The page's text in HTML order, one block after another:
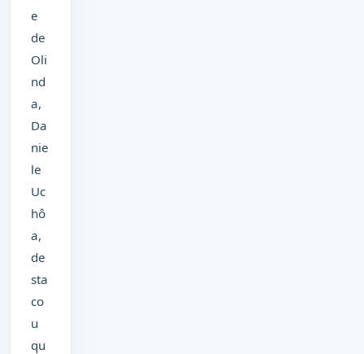
e
de
Oli
nd
a,
Da
nie
le
Uc
hô
a,
de
sta
co
u
qu